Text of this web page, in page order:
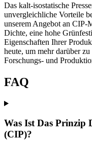
Das kalt-isostatische
unvergleichliche Vorteile
unserem Angebot an CIP-
Dichte, eine hohe
Eigenschaften Ihrer
heute, um mehr darüber
Forschungs- und
FAQ
Was Ist Das Prinzip
(CIP)?